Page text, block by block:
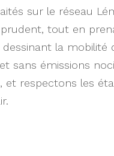
sur le réseau
prudent, tout en
la mobilité
sans émissions
et respectons les